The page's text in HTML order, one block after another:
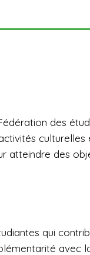
des
atteindre des
qui
avec